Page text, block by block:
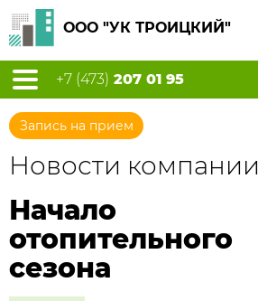
ООО "УК ТРОИЦКИЙ"
+7 (473) 207 01 95
Запись на прием
Новости компании
Начало
отопительного
сезона